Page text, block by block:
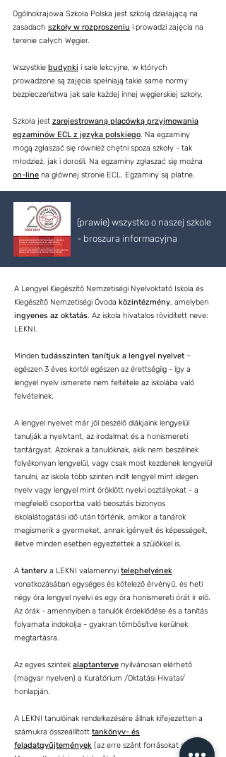
Ogólnokrajowa Szkoła Polska jest szkołą działającą na
zasadach szkoły w rozproszeniu i prowadzi zajęcia na
terenie całych Węgier.
Wszystkie budynki i sale lekcyjne, w których
prowadzone są zajęcia spełniają takie same normy
bezpieczeństwa jak sale każdej innej węgierskiej szkoły.
Szkoła jest zarejestrowaną placówką przyjmowania
egzaminów ECL z języka polskiego. Na egzaminy
mogą zgłaszać się również chętni spoza szkoły - tak
młodzież, jak i dorośli. Na egzaminy zgłaszać się można
on-line na głównej stronie ECL. Egzaminy są płatne.
(prawie) wszystko o naszej szkole
- broszura informacyjna
A Lengyel Kiegészítő Nemzetiségi Nyelvoktató Iskola és
Kiegészítő Nemzetiségi Óvoda közintézmény, amelyben
ingyenes az oktatás. Az iskola hivatalos rövidített neve:
LEKNI.
Minden tudásszinten tanítjuk a lengyel nyelvet –
egészen 3 éves kortól egészen az érettségiig - így a
lengyel nyelv ismerete nem feltétele az iskolába való
felvételnek.
A lengyel nyelvet már jól beszélő diákjaink lengyelül
tanulják a nyelvtant, az irodalmat és a honismereti
tantárgyat. Azoknak a tanulóknak, akik nem beszélnek
folyékonyan lengyelül, vagy csak most kezdenek lengyelül
tanulni, az iskola több szinten indít lengyel mint idegen
nyelv vagy lengyel mint öröklött nyelvi osztályokat - a
megfelelő csoportba való beosztás bizonyos
iskolalátogatási idő után történik, amikor a tanárok
megismerik a gyermeket, annak igényeit és képességeit,
illetve minden esetben egyeztettek a szülőkkel is.
A tanterv a LEKNI valamennyi telephelyének
vonatkozásában egységes és kötelező érvényű, és heti
négy óra lengyel nyelvi és egy óra honismereti órát ír elő.
Az órák - amennyiben a tanulók érdeklődése és a tanítás
folyamata indokolja - gyakran tömbösítve kerülnek
megtartásra.
Az egyes szintek alaptanterve nyilvánosan elérhető
(magyar nyelven) a Kuratórium /Oktatási Hivatal/
honlapján.
A LEKNI tanulóinak rendelkezésére állnak kifejezetten a
számukra összeállított tankönyv- és
feladatgyűjtemények (az erre szánt forrásokat a